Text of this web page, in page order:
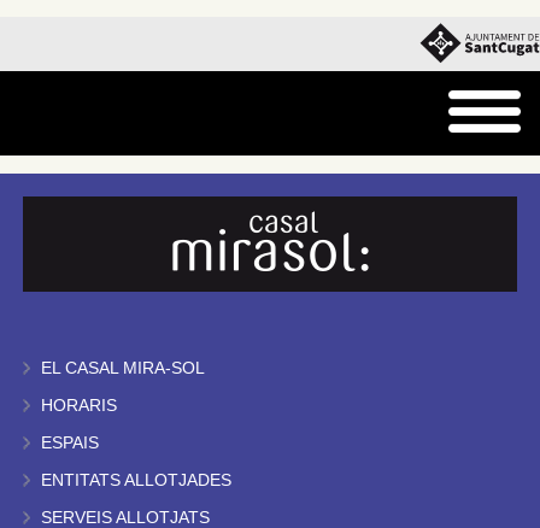
EL CASAL MIRA-SOL
HORARIS
ESPAIS
ENTITATS ALLOTJADES
SERVEIS ALLOTJATS